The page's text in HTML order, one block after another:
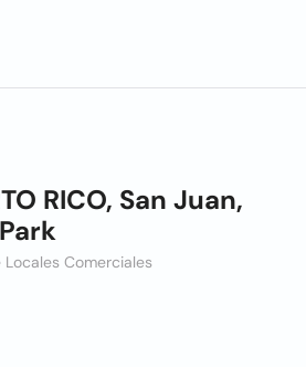
RICO, San Juan,
Comerciales